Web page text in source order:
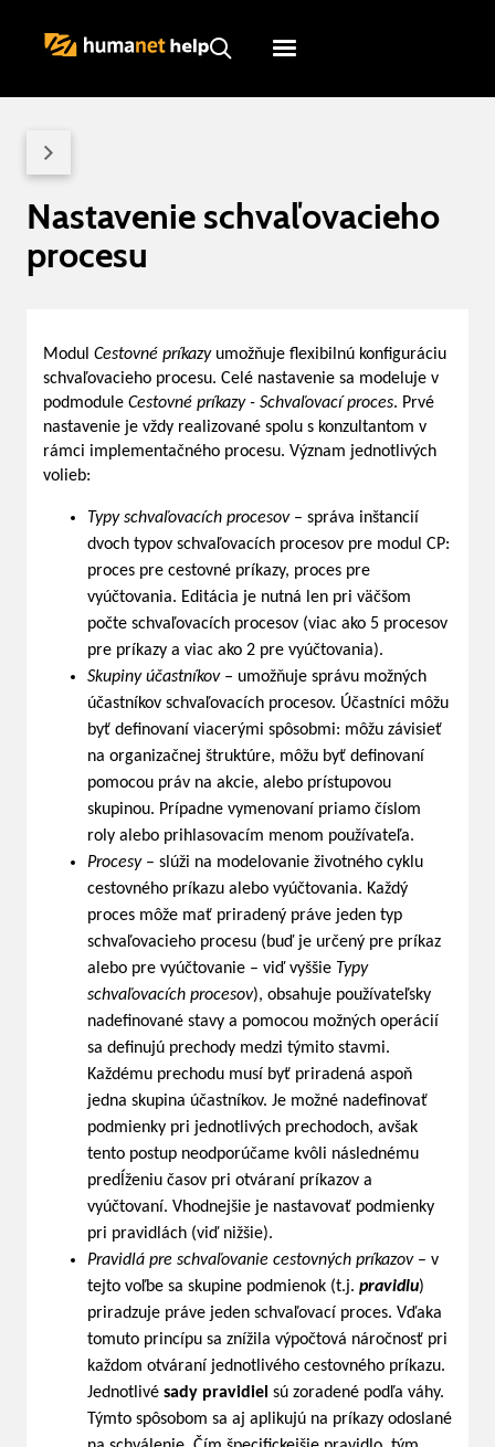
Humanet
Nastavenie schvaľovacieho
procesu
Modul Cestovné príkazyumožňuje flexibilnú konfiguráciu
schvaľovacieho procesu. Celé nastavenie sa modeluje v
podmodule Cestovné príkazy - Schvaľovací proces. Prvé
nastavenie je vždy realizované spolu s konzultantom v
rámci implementačného procesu. Význam jednotlivých
volieb:
Typy schvaľovacích procesov – správa inštancií
dvoch typov schvaľovacích procesov pre modul CP:
proces pre cestovné príkazy, proces pre
vyúčtovania. Editácia je nutná len pri väčšom
počte schvaľovacích procesov (viac ako 5 procesov
pre príkazy a viac ako 2 pre vyúčtovania).
Skupiny účastníkov – umožňuje správu možných
účastníkov schvaľovacích procesov. Účastníci môžu
byť definovaní viacerými spôsobmi: môžu závisieť
na organizačnej štruktúre, môžu byť definovaní
pomocou práv na akcie, alebo prístupovou
skupinou. Prípadne vymenovaní priamo číslom
roly alebo prihlasovacím menom používateľa.
Procesy – slúži na modelovanie životného cyklu
cestovného príkazu alebo vyúčtovania. Každý
proces môže mať priradený práve jeden typ
schvaľovacieho procesu (buď je určený pre príkaz
alebo pre vyúčtovanie – viď vyššie Typy
schvaľovacích procesov), obsahuje používateľsky
nadefinované stavy a pomocou možných operácií
sa definujú prechody medzi týmito stavmi.
Každému prechodu musí byť priradená aspoň
jedna skupina účastníkov. Je možné nadefinovať
podmienky pri jednotlivých prechodoch, avšak
tento postup neodporúčame kvôli následnému
predĺženiu časov pri otváraní príkazov a
vyúčtovaní. Vhodnejšie je nastavovať podmienky
pri pravidlách (viď nižšie).
Pravidlá pre schvaľovanie cestovných príkazov – v
tejto voľbe sa skupine podmienok (t.j. pravidlu)
priradzuje práve jeden schvaľovací proces. Vďaka
tomuto princípu sa znížila výpočtová náročnosť pri
každom otváraní jednotlivého cestovného príkazu.
Jednotlivé sady pravidiel sú zoradené podľa váhy.
Týmto spôsobom sa aj aplikujú na príkazy odoslané